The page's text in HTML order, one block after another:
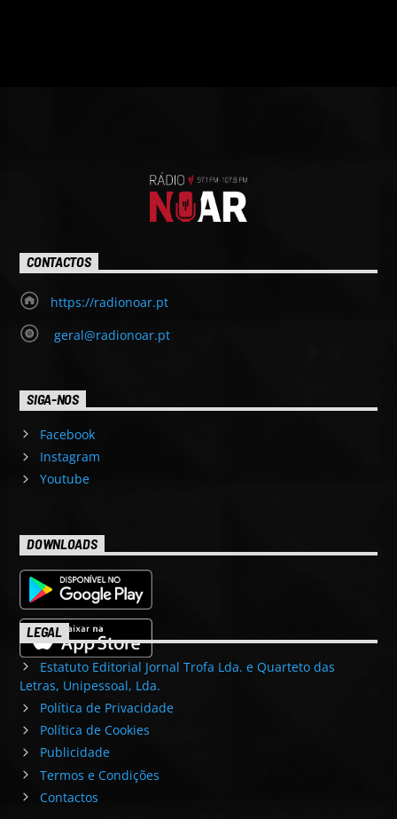
CONTACTOS
https://radionoar.pt
geral@radionoar.pt
SIGA-NOS
Facebook
Instagram
Youtube
DOWNLOADS
LEGAL
Estatuto Editorial Jornal Trofa Lda. e Quarteto das
Letras, Unipessoal, Lda.
Política de Privacidade
Política de Cookies
Publicidade
Termos e Condições
Contactos